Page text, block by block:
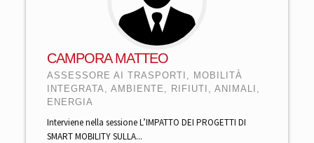
CAMPORA MATTEO
ASSESSORE AI TRASPORTI, MOBILITÀ
INTEGRATA, AMBIENTE, RIFIUTI, ANIMALI,
ENERGIA
Interviene nella sessione L’IMPATTO DEI PROGETTI DI
SMART MOBILITY SULLA...